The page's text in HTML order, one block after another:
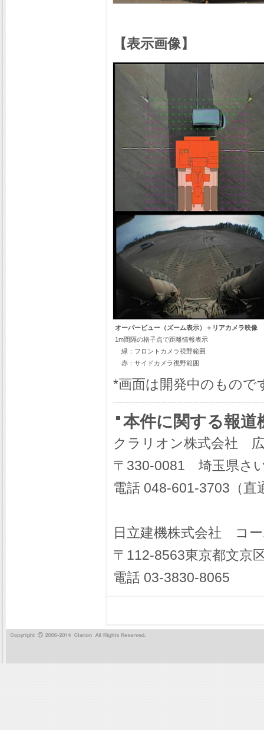
【表示画像】
オーバービュー（ズーム表示）＋リアカメラ映像
1m間隔の格子点で距離情報表示
緑：フロントカメラ視野範囲
赤：サイドカメラ視野範囲
*画面は開発中のもので
本件に関する報道
クラリオン株式会社
〒330-0081 埼玉県さ
電話 048-601-3703（直
日立建機株式会社 コ
〒112-8563東京都文京
電話 03-3830-8065